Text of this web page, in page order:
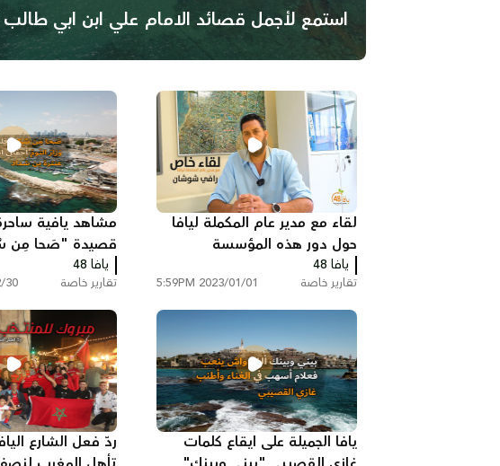
استمع لأجمل قصائد الامام علي ابن ابي
لقاء مع مدير عام المكملة ليافا
حول دور هذه المؤسسة
ومشاريعها
يافا 48
تقارير خاصة 2023/01/01 5:59PM
مشاهد يافية
قصيدة "صَحا مِن
وَفاقا"
يافا 48
تقارير خاصة
يافا الجميلة على ايقاع كلمات
ردّ فعل الشارع